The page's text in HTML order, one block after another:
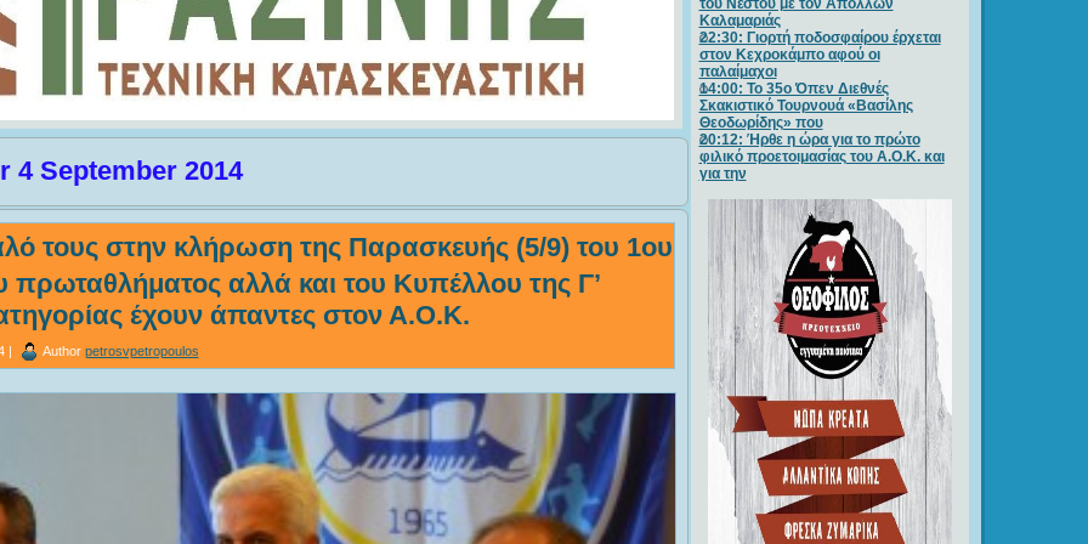
4 September 2014
τους στην κλήρωση της Παρασκευής (5/9) του 1ου
πρωταθλήματος αλλά και του Κυπέλλου της Γ’
έχουν άπαντες στον Α.Ο.Κ.
| Author petrosvpetropoulos
του Νέστου με τον Απόλλων
Καλαμαριάς
22:30: Γιορτή ποδοσφαίρου έρχεται
στον Κεχροκάμπο αφού οι
παλαίμαχοι
14:00: Το 35ο Όπεν Διεθνές
Σκακιστικό Τουρνουά «Βασίλης
Θεοδωρίδης» που
20:12: Ήρθε η ώρα για το πρώτο
φιλικό προετοιμασίας του Α.Ο.Κ. και
για την